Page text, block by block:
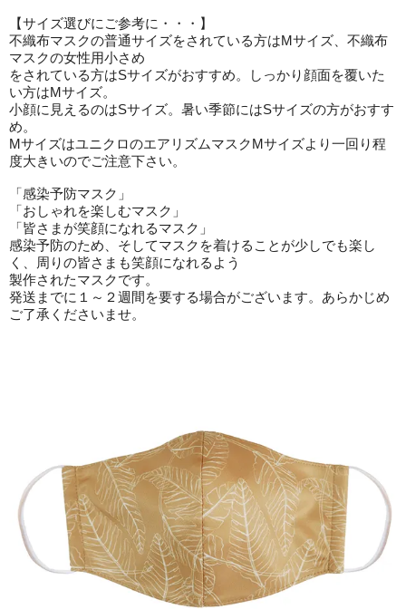
【サイズ選びにご参考に・・・】
不織布マスクの普通サイズをされている方はMサイズ、不織布
マスクの女性用小さめ
をされている方はSサイズがおすすめ。しっかり顔面を覆いた
い方はMサイズ。
小顔に見えるのはSサイズ。暑い季節にはSサイズの方がおすす
め。
MサイズはユニクロのエアリズムマスクMサイズより一回り程
度大きいのでご注意下さい。
「感染予防マスク」
「おしゃれを楽しむマスク」
「皆さまが笑顔になれるマスク」
感染予防のため、そしてマスクを着けることが少しでも楽し
く、周りの皆さまも笑顔になれるよう
製作されたマスクです。
発送までに１～２週間を要する場合がございます。あらかじめ
ご了承くださいませ。